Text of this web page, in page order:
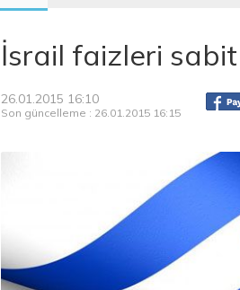
İsrail faizleri
26.01.2015 16:10
Son güncelleme : 26.01.2015 16:15